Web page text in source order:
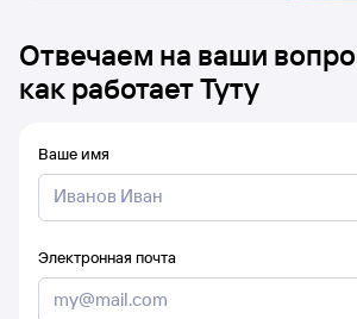
Отвечаем на ваши
как работает Туту
Ваше имя
Электронная почта